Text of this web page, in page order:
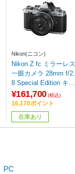
Nikon(ニコン)
Nikon Z fc ミラーレス
一眼カメラ 28mm f/2.
8 Special Edition キッ
ト ［単焦点レンズ］
¥161,700 (税込)
16,170ポイント
在庫あり
PC